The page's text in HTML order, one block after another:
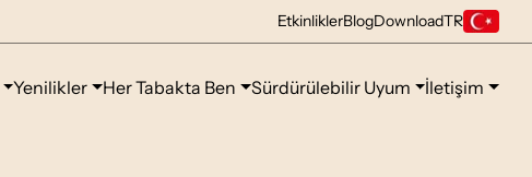
EtkinliklerBlogDownloadTR
Yenilikler Her Tabakta Ben Sürdürülebilir Uyum İletişim